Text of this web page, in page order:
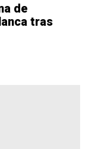
de
tras